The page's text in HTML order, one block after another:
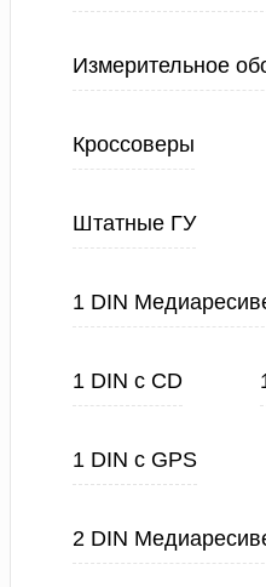
Измерительное
Кроссоверы
Штатные ГУ
1 DIN
1 DIN с CD
1 DIN с GPS
2 DIN